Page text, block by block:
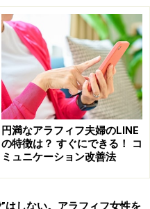
でも繋がっていたい」と
、いっそ関係を解消した
昨今は、リアルで不義理
ているような関係性もあ
かりにくくなっているか
うな関係ではないでしょ
円満なアラフィフ夫婦のLINE
の特徴は？ すぐにできる！ コ
ミュニケーション改善法
はしない。アラフィフ女性を